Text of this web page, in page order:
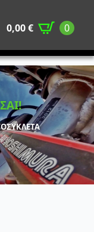
0,00€ 0